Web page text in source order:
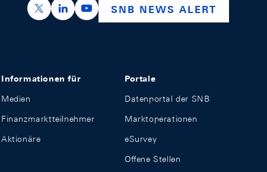
https://x.com/snb_bns
https://ch.linkedin.com/company/swiss-
https://www.youtube.com/
SNB NEWS ALERT
Informationen für
Medien
Finanzmarktteilnehmer
Aktionäre
Portale
Datenportal der SNB
Marktoperationen
eSurvey
Offene Stellen